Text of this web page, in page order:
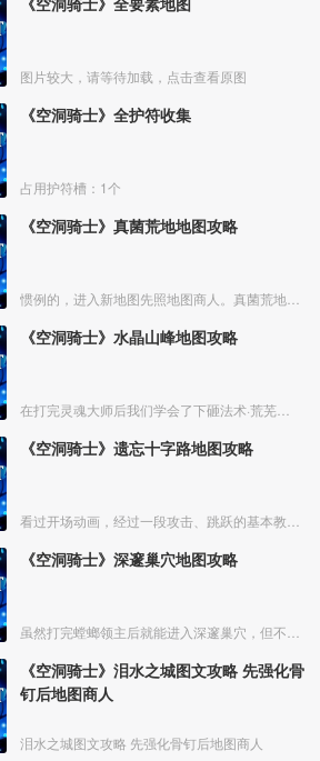
图片较大，请等待加载，点击查看原图
《空洞骑士》全护符收集
占用护符槽：1个
《空洞骑士》真菌荒地地图攻略
《空洞骑士》水晶山峰地图攻略
《空洞骑士》遗忘十字路地图攻略
《空洞骑士》深邃巢穴地图攻略
《空洞骑士》泪水之城图文攻略 先强化骨
钉后地图商人
泪水之城图文攻略 先强化骨钉后地图商人